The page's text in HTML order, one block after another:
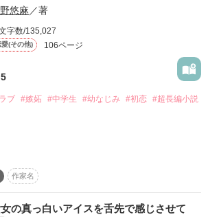
こわい短編コンテスト
投稿サイト合同企画「1話からの長編大
作品を読む
悠麻 ／著
字数/135,027
愛(その他) 106ページ
5
ブ #嫉妬 #中学生 #幼なじみ #初恋 #超長編小説
たことを素直に喜べない私は、いけませ
作家名
の真っ白いアイスを舌先で感じさせて